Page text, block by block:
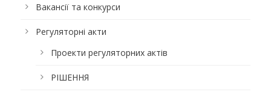
Вакансії та конкурси
Регуляторні акти
Проекти регуляторних актів
РІШЕННЯ